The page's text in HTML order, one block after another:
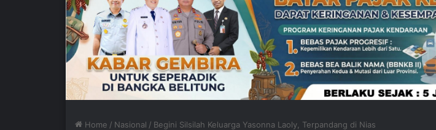
Home / Nasional / Begini Silsilah Keluarga Yasonna Laoly, Terpandang di Nias